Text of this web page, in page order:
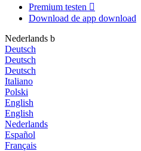
Premium testen 
Download de app download
Nederlands b
Deutsch
Deutsch
Deutsch
Italiano
Polski
English
English
Nederlands
Español
Français